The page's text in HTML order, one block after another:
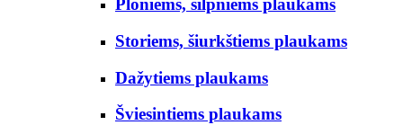
Ploniems, silpniems plaukams
Storiems, šiurkštiems plaukams
Dažytiems plaukams
Šviesintiems plaukams